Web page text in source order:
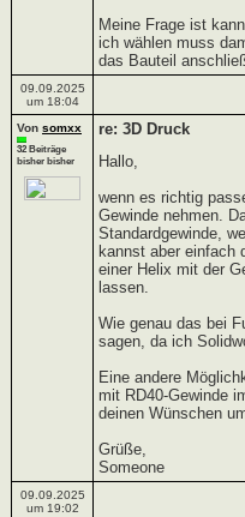
Meine Frage ist
ich wählen muss
das Bauteil
09.09.2025
um 18:04
Von somxx
32 Beiträge
bisher bisher
re: 3D Druck
Hallo,
wenn es richtig
Gewinde nehmen.
Standardgewinde,
kannst aber einfach
einer Helix mit der
lassen.
Wie genau das bei
sagen, da ich
Eine andere
mit RD40-Gewinde
deinen Wünschen
Grüße,
Someone
09.09.2025
um 19:02